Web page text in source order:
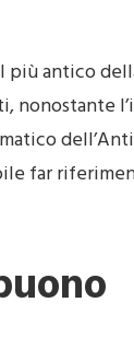
più antico
nonostante
far